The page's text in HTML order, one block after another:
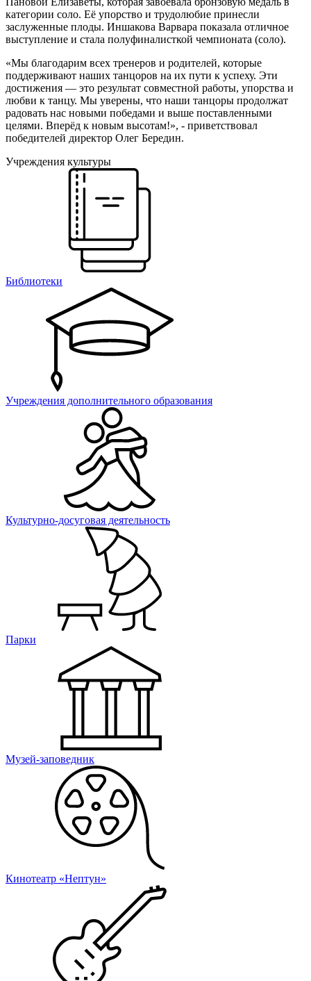
категории соло. Её упорство и трудолюбие принесли
заслуженные плоды. Иншакова Варвара показала отличное
выступление и стала полуфиналисткой чемпионата (соло).
«Мы благодарим всех тренеров и родителей, которые
поддерживают наших танцоров на их пути к успеху. Эти
достижения — это результат совместной работы, упорства и
любви к танцу. Мы уверены, что наши танцоры продолжат
радовать нас новыми победами и выше поставленными
целями. Вперёд к новым высотам!», - приветствовал
победителей директор Олег Бередин.
Учреждения культуры
Библиотеки
Учреждения дополнительного образования
Культурно-досуговая деятельность
Парки
Музей-заповедник
Кинотеатр «Нептун»